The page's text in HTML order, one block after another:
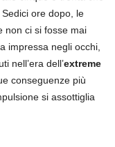
ore dopo, le
non ci si fosse mai
impressa negli occhi,
nell’era dell’extreme
conseguenze più
si assottiglia